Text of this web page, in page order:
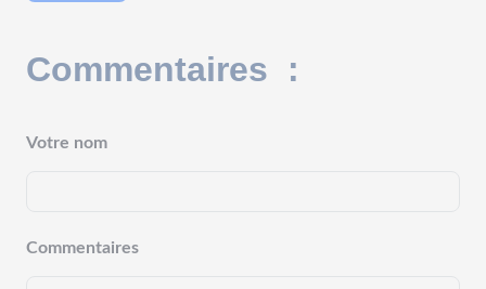
Commentaires :
Votre nom
Commentaires